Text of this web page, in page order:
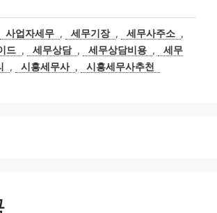
사업자세무 , 세무기장 , 세무사주소 ,
드 , 세무상담 , 세무상담비용 ,
세무
, 시흥세무사 , 시흥세무사추천